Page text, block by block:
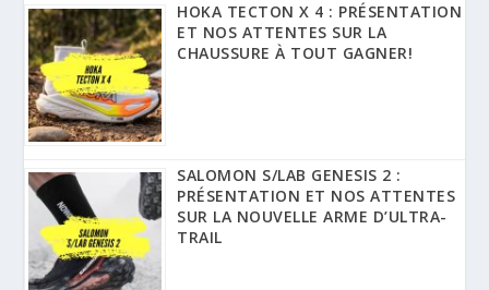
HOKA TECTON X 4 : PRÉSENTATION
ET NOS ATTENTES SUR LA
CHAUSSURE À TOUT GAGNER!
SALOMON S/LAB GENESIS 2 :
PRÉSENTATION ET NOS ATTENTES
SUR LA NOUVELLE ARME D’ULTRA-
TRAIL